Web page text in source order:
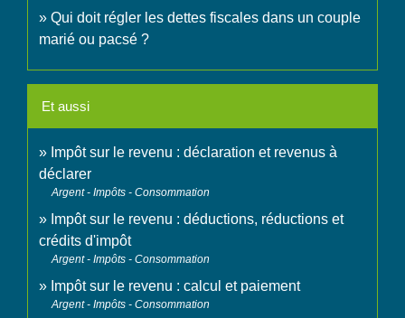
Qui doit régler les dettes fiscales dans un couple
marié ou pacsé ?
Et aussi
Impôt sur le revenu : déclaration et revenus à
déclarer
Argent - Impôts - Consommation
Impôt sur le revenu : déductions, réductions et
crédits d'impôt
Argent - Impôts - Consommation
Impôt sur le revenu : calcul et paiement
Argent - Impôts - Consommation